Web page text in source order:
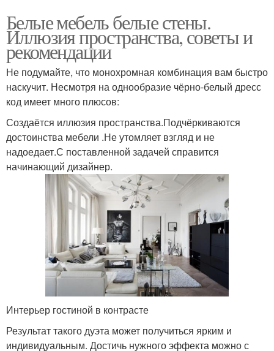
Белые мебель белые стены.
Иллюзия пространства, советы и
рекомендации
Не подумайте, что монохромная комбинация вам быстро
наскучит. Несмотря на однообразие чёрно-белый дресс
код имеет много плюсов:
Создаётся иллюзия пространства.Подчёркиваются
достоинства мебели .Не утомляет взгляд и не
надоедает.С поставленной задачей справится
начинающий дизайнер.
Интерьер гостиной в контрасте
Результат такого дуэта может получиться ярким и
индивидуальным. Достичь нужного эффекта можно с